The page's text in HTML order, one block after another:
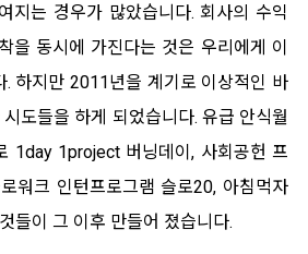
지는 경우가 많았습니다. 회사의 수익
을 동시에 가진다는 것은 우리에게 이
. 하지만 2011년을 계기로 이상적인 바
도들을 하게 되었습니다. 유급 안식월
1day 1project 버닝데이, 사회공헌 프
워크 인턴프로그램 슬로20, 아침먹자
들이 그 이후 만들어 졌습니다.